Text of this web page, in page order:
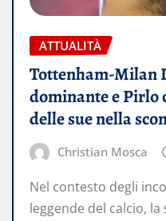
ATTUALITÀ
Tottenham-Milan
dominante e Pirlo
delle sue nella
Christian Mosca
Nel contesto degli
leggende del calcio,